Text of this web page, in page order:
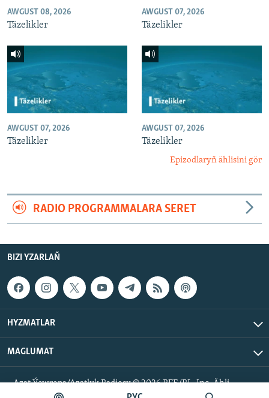
AWGUST 08, 2026
Täzelikler
AWGUST 07, 2026
Täzelikler
AWGUST 07, 2026
Täzelikler
AWGUST 07, 2026
Täzelikler
Epizodlaryň ählisini gör
RADIO PROGRAMMALARA SERET
BIZI YZARLAŇ
HYZMATLAR
MAGLUMAT
Azat Ýewropa/Azatlyk Radiosy © 2026 RFE/RL, Inc. Ähli
hukuklar goralan.